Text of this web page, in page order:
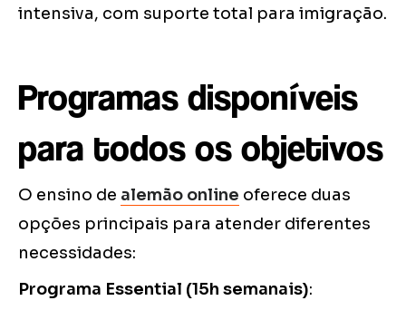
intensiva, com suporte total para imigração.
Programas disponíveis
para todos os objetivos
O ensino de alemão online oferece duas
opções principais para atender diferentes
necessidades:
Programa Essential (15h semanais):